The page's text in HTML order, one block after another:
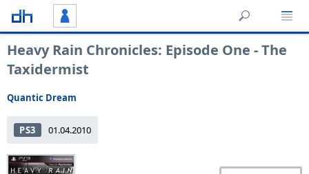
Heavy Rain Chronicles: Episode One - The
Taxidermist
Quantic Dream
PS3 01.04.2010